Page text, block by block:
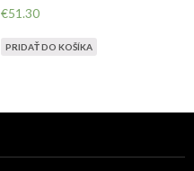
€51.30
PRIDAŤ DO KOŠÍKA